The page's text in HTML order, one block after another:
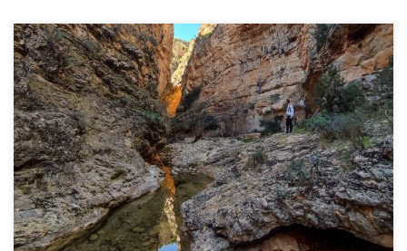
Un bello paraje muy cerca de Alcaine, Teruel El Radón es el
menos caudaloso de los ríos que pasan por Alcaine. Este río, con
nombre de gas radioactivo, se precipita en un salto de agua
rodeado […]